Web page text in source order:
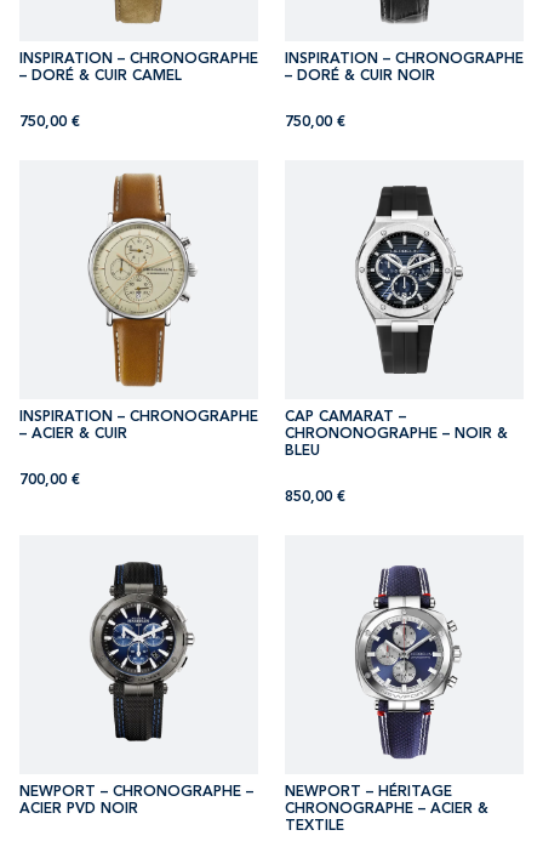
INSPIRATION – CHRONOGRAPHE
– DORÉ & CUIR CAMEL
750,00 €
INSPIRATION – CHRONOGRAPHE
– DORÉ & CUIR NOIR
750,00 €
INSPIRATION – CHRONOGRAPHE
– ACIER & CUIR
700,00 €
CAP CAMARAT –
CHRONONOGRAPHE – NOIR &
BLEU
850,00 €
NEWPORT – CHRONOGRAPHE –
ACIER PVD NOIR
NEWPORT – HÉRITAGE
CHRONOGRAPHE – ACIER &
TEXTILE